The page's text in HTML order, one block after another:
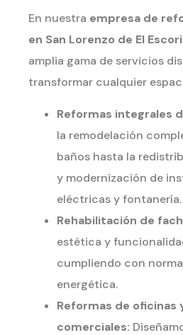
En nuestra empresa de
en San Lorenzo de El
amplia gama de servicios
transformar cualquier
Reformas integrales
la remodelación
baños hasta la
y modernización de
eléctricas y fontanería.
Rehabilitación de
estética y
cumpliendo con
energética.
Reformas de oficinas
comerciales: